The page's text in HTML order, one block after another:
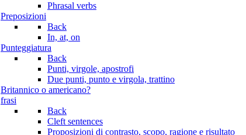
Phrasal verbs
Preposizioni
Back
In, at, on
Punteggiatura
Back
Punti, virgole, apostrofi
Due punti, punto e virgola, trattino
Britannico o americano?
frasi
Back
Cleft sentences
Proposizioni di contrasto, scopo, ragione e risultato